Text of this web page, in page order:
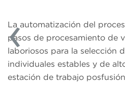
La automatización del
pasos de procesamiento de
laboriosos para la selección
individuales estables y de
estación de trabajo